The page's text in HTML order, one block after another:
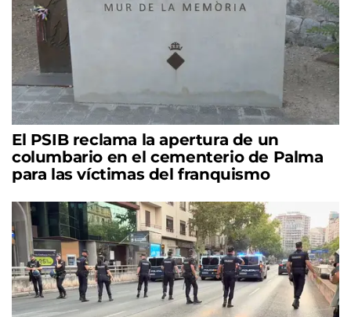
El PSIB reclama la apertura de un
columbario en el cementerio de Palma
para las víctimas del franquismo